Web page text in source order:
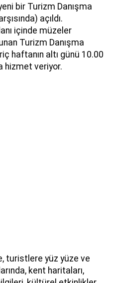
bir Turizm Danışma
açıldı.
içinde müzeler
Turizm Danışma
haftanın altı günü 10.00
hizmet veriyor.
turistlere yüz yüze ve
kent haritaları,